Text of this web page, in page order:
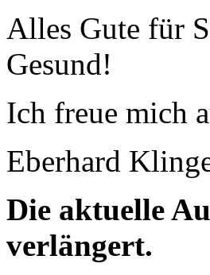
Alles Gute für
Gesund!
Ich freue mich
Eberhard
Die aktuelle
verlängert.